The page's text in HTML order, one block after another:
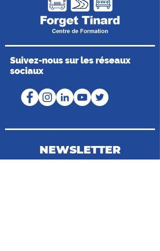
Suivez-nous sur les réseaux
sociaux
NEWSLETTER